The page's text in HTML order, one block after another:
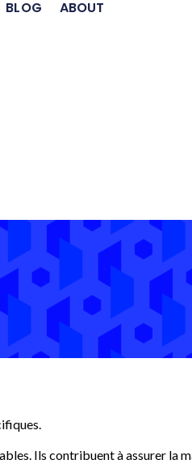
BLOG ABOUT
Ils contribuent à assurer la